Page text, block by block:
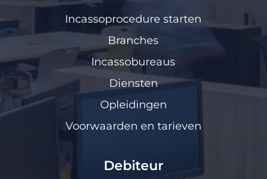
Incassoprocedure starten
Branches
Incassobureaus
Diensten
Opleidingen
Voorwaarden en tarieven
Debiteur